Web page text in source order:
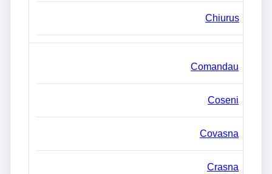
Chiurus
Comandau
Coseni
Covasna
Crasna